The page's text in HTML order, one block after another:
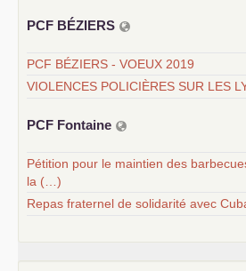
PCF BÉZIERS
PCF BÉZIERS - VOEUX 2019
VIOLENCES POLICIÈRES SUR LES
PCF Fontaine
Pétition pour le maintien des
la (…)
Repas fraternel de solidarité avec